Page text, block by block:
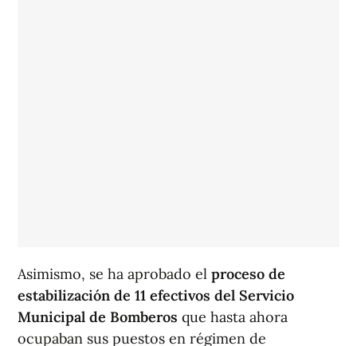
Asimismo, se ha aprobado el proceso de
estabilización de 11 efectivos del Servicio
Municipal de Bomberos que hasta ahora
ocupaban sus puestos en régimen de